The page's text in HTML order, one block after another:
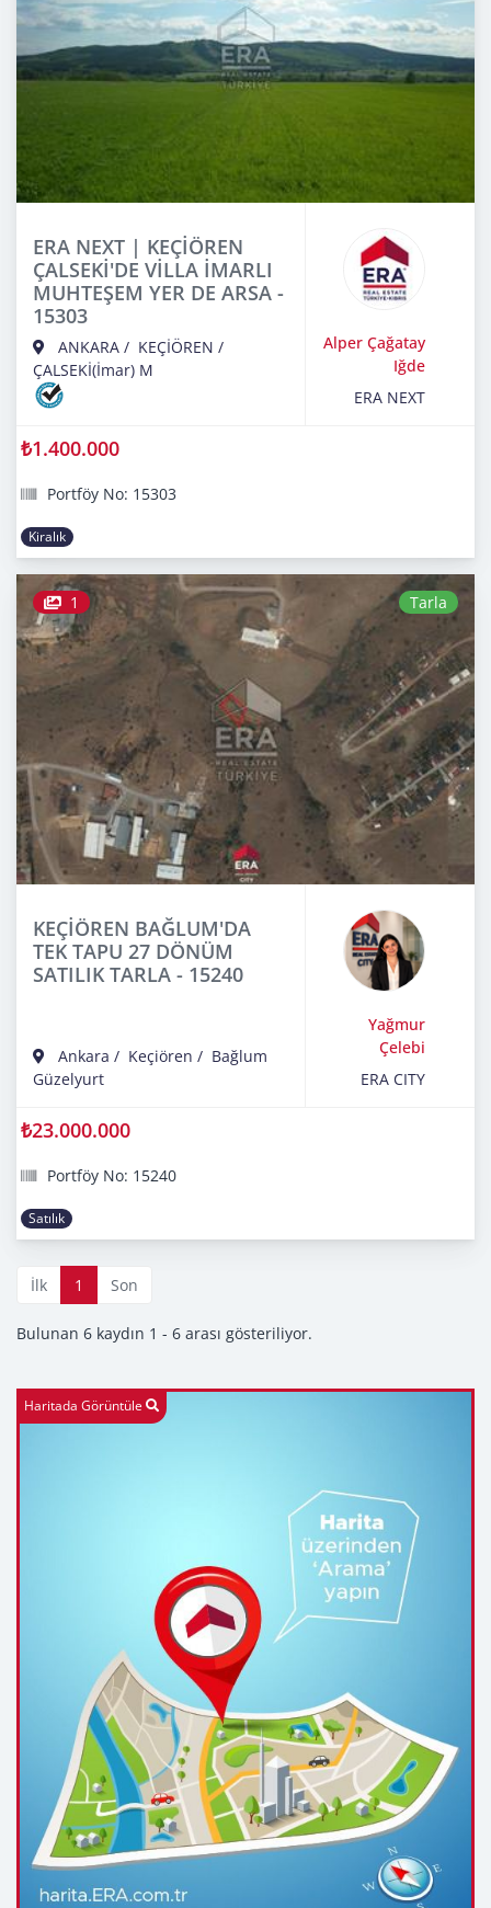
ERA NEXT | KEÇİÖREN
ÇALSEKİ'DE VİLLA İMARLI
MUHTEŞEM YER DE ARSA -
15303
ANKARA / KEÇİÖREN /
ÇALSEKİ(İmar) M
Alper Çağatay
Iğde
ERA NEXT
₺1.400.000
Portföy No: 15303
Kiralık
1 Tarla
KEÇİÖREN BAĞLUM'DA
TEK TAPU 27 DÖNÜM
SATILIK TARLA - 15240
Ankara / Keçiören / Bağlum
Güzelyurt
Yağmur
Çelebi
ERA CITY
₺23.000.000
Portföy No: 15240
Satılık
İlk 1 Son
Bulunan 6 kaydın 1 - 6 arası gösteriliyor.
Haritada Görüntüle